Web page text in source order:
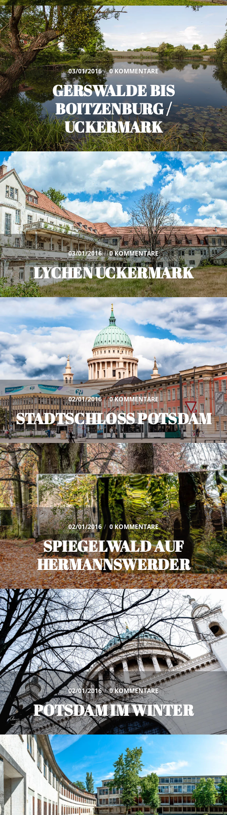
03/01/2016 / 0 KOMMENTARE
GERSWALDE BIS
BOITZENBURG /
UCKERMARK
03/01/2016 / 0 KOMMENTARE
LYCHEN UCKERMARK
02/01/2016 / 0 KOMMENTARE
STADTSCHLOSS POTSDAM
02/01/2016 / 0 KOMMENTARE
SPIEGELWALD AUF
HERMANNSWERDER
02/01/2016 / 0 KOMMENTARE
POTSDAM IM WINTER